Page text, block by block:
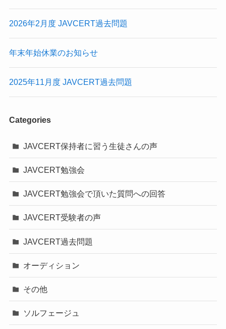
2026年2月度 JAVCERT過去問題
年末年始休業のお知らせ
2025年11月度 JAVCERT過去問題
Categories
JAVCERT保持者に習う生徒さんの声
JAVCERT勉強会
JAVCERT勉強会で頂いた質問への回答
JAVCERT受験者の声
JAVCERT過去問題
オーディション
その他
ソルフェージュ